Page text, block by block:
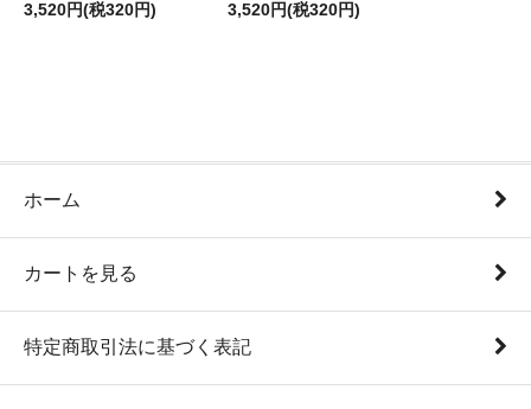
3,520円(税320円)
3,520円(税320円)
ホーム
カートを見る
特定商取引法に基づく表記